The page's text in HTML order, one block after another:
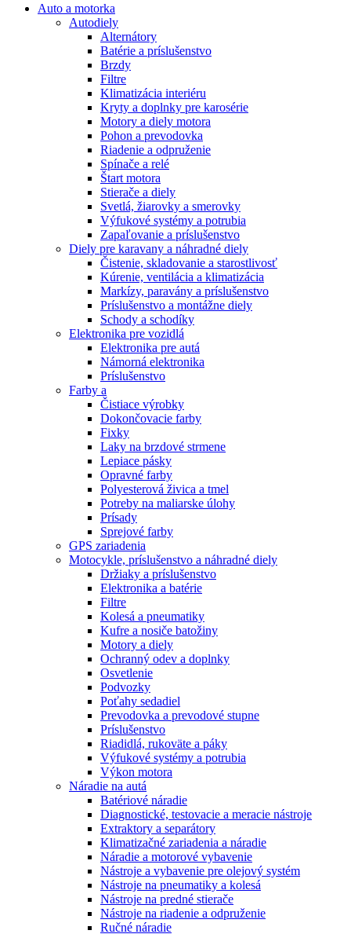
Auto a motorka
Autodiely
Alternátory
Batérie a príslušenstvo
Brzdy
Filtre
Klimatizácia interiéru
Kryty a doplnky pre karosérie
Motory a diely motora
Pohon a prevodovka
Riadenie a odpruženie
Spínače a relé
Štart motora
Stierače a diely
Svetlá, žiarovky a smerovky
Výfukové systémy a potrubia
Zapaľovanie a príslušenstvo
Diely pre karavany a náhradné diely
Čistenie, skladovanie a starostlivosť
Kúrenie, ventilácia a klimatizácia
Markízy, paravány a príslušenstvo
Príslušenstvo a montážne diely
Schody a schodíky
Elektronika pre vozidlá
Elektronika pre autá
Námorná elektronika
Príslušenstvo
Farby a
Čistiace výrobky
Dokončovacie farby
Fixky
Laky na brzdové strmene
Lepiace pásky
Opravné farby
Polyesterová živica a tmel
Potreby na maliarske úlohy
Prísady
Sprejové farby
GPS zariadenia
Motocykle, príslušenstvo a náhradné diely
Držiaky a príslušenstvo
Elektronika a batérie
Filtre
Kolesá a pneumatiky
Kufre a nosiče batožiny
Motory a diely
Ochranný odev a doplnky
Osvetlenie
Podvozky
Poťahy sedadiel
Prevodovka a prevodové stupne
Príslušenstvo
Riadidlá, rukoväte a páky
Výfukové systémy a potrubia
Výkon motora
Náradie na autá
Batériové náradie
Diagnostické, testovacie a meracie nástroje
Extraktory a separátory
Klimatizačné zariadenia a náradie
Náradie a motorové vybavenie
Nástroje a vybavenie pre olejový systém
Nástroje na pneumatiky a kolesá
Nástroje na predné stierače
Nástroje na riadenie a odpruženie
Ručné náradie